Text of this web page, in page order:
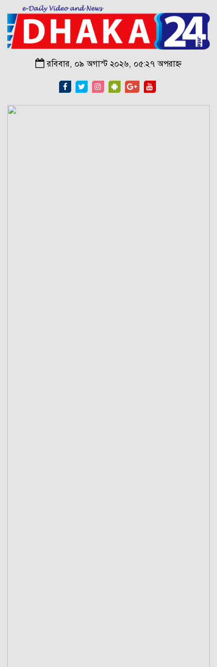
রবিবার, ০৯ অগাস্ট ২০২৬, ০৫:২৭ অপরাহ্ন